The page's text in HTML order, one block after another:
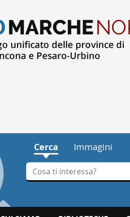
Cerca Immagini
Cerca su "Cerca"